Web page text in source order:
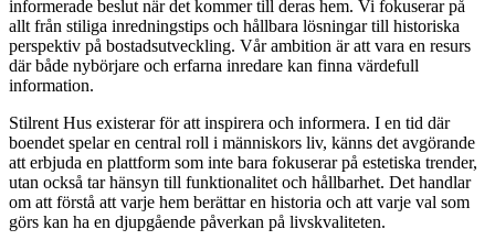
informerade beslut när det kommer till deras hem. Vi fokuserar på
allt från stiliga inredningstips och hållbara lösningar till historiska
perspektiv på bostadsutveckling. Vår ambition är att vara en resurs
där både nybörjare och erfarna inredare kan finna värdefull
information.
Stilrent Hus existerar för att inspirera och informera. I en tid där
boendet spelar en central roll i människors liv, känns det avgörande
att erbjuda en plattform som inte bara fokuserar på estetiska trender,
utan också tar hänsyn till funktionalitet och hållbarhet. Det handlar
om att förstå att varje hem berättar en historia och att varje val som
görs kan ha en djupgående påverkan på livskvaliteten.